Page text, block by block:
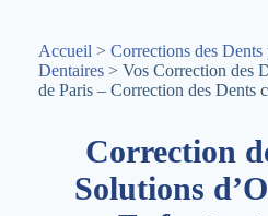
Accueil > Corrections des
Dentaires > Vos Correction des
de Paris – Correction des Dents
Correction
Solutions